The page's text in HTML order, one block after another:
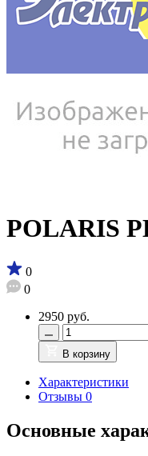
POLARIS
0
0
2950 руб.
В корзину
Характеристики
Отзывы 0
Основные